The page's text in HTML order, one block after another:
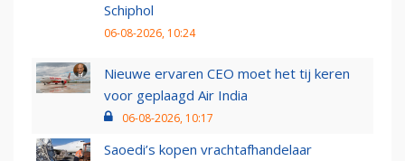
Schiphol
06-08-2026, 10:24
Nieuwe ervaren CEO moet het tij keren
voor geplaagd Air India
06-08-2026, 10:17
Saoedi’s kopen vrachtafhandelaar